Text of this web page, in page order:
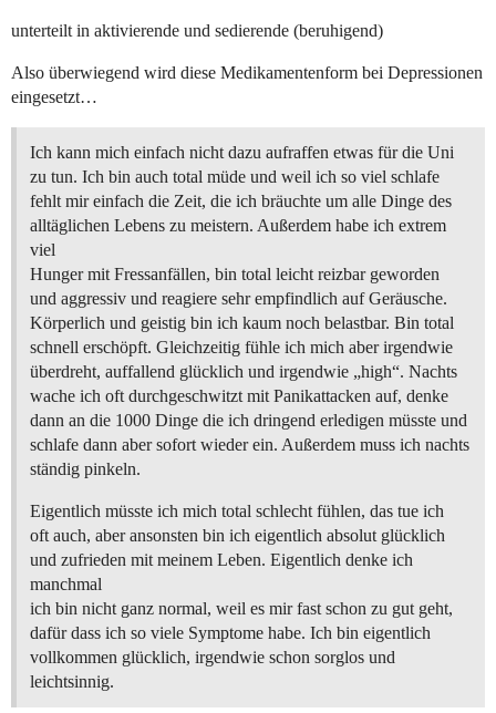
unterteilt in aktivierende und sedierende (beruhigend)
Also überwiegend wird diese Medikamentenform bei Depressionen
eingesetzt…
Ich kann mich einfach nicht dazu aufraffen etwas für die Uni
zu tun. Ich bin auch total müde und weil ich so viel schlafe
fehlt mir einfach die Zeit, die ich bräuchte um alle Dinge des
alltäglichen Lebens zu meistern. Außerdem habe ich extrem
viel
Hunger mit Fressanfällen, bin total leicht reizbar geworden
und aggressiv und reagiere sehr empfindlich auf Geräusche.
Körperlich und geistig bin ich kaum noch belastbar. Bin total
schnell erschöpft. Gleichzeitig fühle ich mich aber irgendwie
überdreht, auffallend glücklich und irgendwie „high“. Nachts
wache ich oft durchgeschwitzt mit Panikattacken auf, denke
dann an die 1000 Dinge die ich dringend erledigen müsste und
schlafe dann aber sofort wieder ein. Außerdem muss ich nachts
ständig pinkeln.
Eigentlich müsste ich mich total schlecht fühlen, das tue ich
oft auch, aber ansonsten bin ich eigentlich absolut glücklich
und zufrieden mit meinem Leben. Eigentlich denke ich
manchmal
ich bin nicht ganz normal, weil es mir fast schon zu gut geht,
dafür dass ich so viele Symptome habe. Ich bin eigentlich
vollkommen glücklich, irgendwie schon sorglos und
leichtsinnig.